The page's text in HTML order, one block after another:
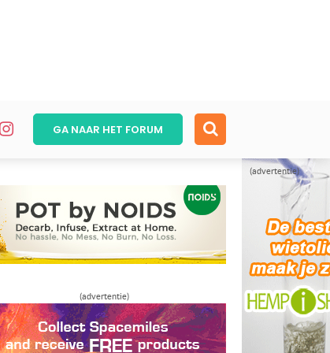
(advertentie)
GA NAAR HET FORUM
(advertentie)